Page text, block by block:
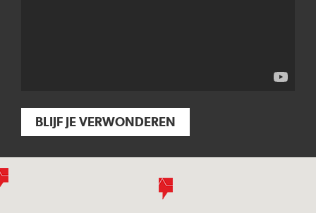
BLIJF JE VERWONDEREN